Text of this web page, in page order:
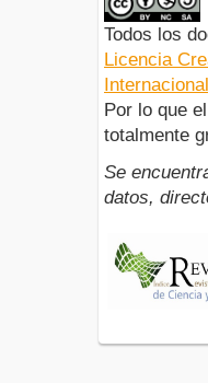
Todos los
Licencia
Por lo que
totalmente
Se
datos,